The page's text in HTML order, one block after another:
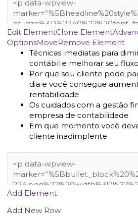
Edit ElementClone Element
OptionsMoveRemove Element
Técnicas imediatas para
contábil e melhorar seu
Por que seu cliente pode
dia e você consegue
rentabilidade
Os cuidados com a gestão
empresa de contabilidade
Em que momento você
cliente inadimplente
Add Element
Add New Row